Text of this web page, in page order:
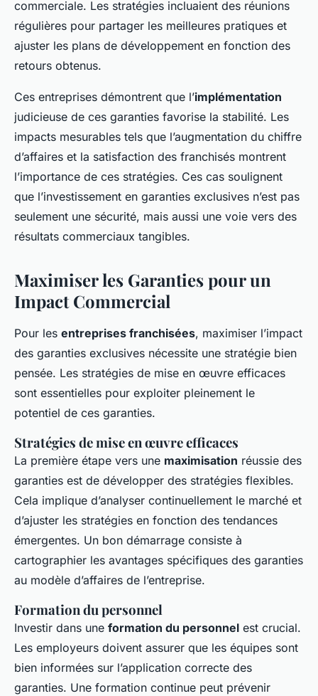
commerciale. Les stratégies incluaient des réunions
régulières pour partager les meilleures pratiques et
ajuster les plans de développement en fonction des
retours obtenus.
Ces entreprises démontrent que l’implémentation
judicieuse de ces garanties favorise la stabilité. Les
impacts mesurables tels que l’augmentation du chiffre
d’affaires et la satisfaction des franchisés montrent
l’importance de ces stratégies. Ces cas soulignent
que l’investissement en garanties exclusives n’est pas
seulement une sécurité, mais aussi une voie vers des
résultats commerciaux tangibles.
Maximiser les Garanties pour un
Impact Commercial
Pour les entreprises franchisées, maximiser l’impact
des garanties exclusives nécessite une stratégie bien
pensée. Les stratégies de mise en œuvre efficaces
sont essentielles pour exploiter pleinement le
potentiel de ces garanties.
Stratégies de mise en œuvre efficaces
La première étape vers une maximisation réussie des
garanties est de développer des stratégies flexibles.
Cela implique d’analyser continuellement le marché et
d’ajuster les stratégies en fonction des tendances
émergentes. Un bon démarrage consiste à
cartographier les avantages spécifiques des garanties
au modèle d’affaires de l’entreprise.
Formation du personnel
Investir dans une formation du personnel est crucial.
Les employeurs doivent assurer que les équipes sont
bien informées sur l’application correcte des
garanties. Une formation continue peut prévenir